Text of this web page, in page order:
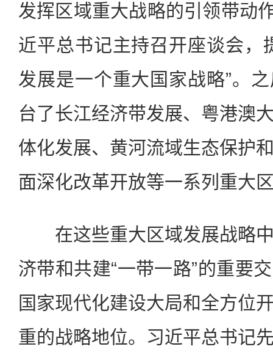
发挥区域重大战略的引领带动
近平总书记主持召开座谈会，
发展是一个重大国家战略”。
台了长江经济带发展、粤港澳
体化发展、黄河流域生态保护
面深化改革开放等一系列重大
在这些重大区域发展战略中
济带和共建“一带一路”的重要
国家现代化建设大局和全方位
重的战略地位。习近平总书记